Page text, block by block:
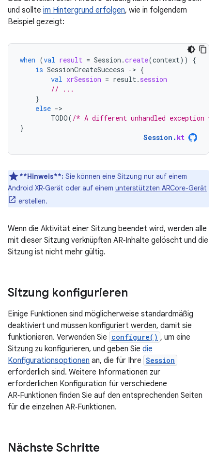
und sollte im Hintergrund erfolgen, wie in folgendem
Beispiel gezeigt:
when (val result = Session .create(context))
{
is SessionCreateSuccess -> {
val xrSession = result. session
// ...
}
else -
TODO( /* A different unhandled exception
}
Session . kt
**Hinweis**: Sie können eine Sitzung nur auf einem
Android XR‑Gerät oder auf einem unterstützten ARCore-Gerät
erstellen.
Wenn die Aktivität einer Sitzung beendet wird, werden alle
mit dieser Sitzung verknüpften AR‑Inhalte gelöscht und die
Sitzung ist nicht mehr gültig.
Sitzung konfigurieren
Einige Funktionen sind möglicherweise standardmäßig
deaktiviert und müssen konfiguriert werden, damit sie
funktionieren. Verwenden Sie configure() , um eine
Sitzung zu konfigurieren, und geben Sie die
Konfigurationsoptionen an, die für Ihre Session
erforderlich sind. Weitere Informationen zur
erforderlichen Konfiguration für verschiedene
AR‑Funktionen finden Sie auf den entsprechenden Seiten
für die einzelnen AR‑Funktionen.
Nächste Schritte